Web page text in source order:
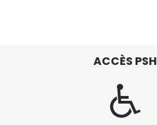
ACCÈS PSH